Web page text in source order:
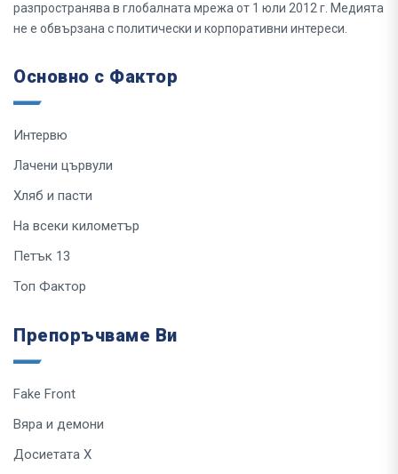
разпространява в глобалната мрежа от 1 юли 2012 г. Медията
не е обвързана с политически и корпоративни интереси.
Основно с Фактор
Интервю
Лачени цървули
Хляб и пасти
На всеки километър
Петък 13
Топ Фактор
Препоръчваме Ви
Fake Front
Вяра и демони
Досиетата Х